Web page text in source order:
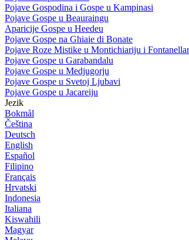
Pojave Gospodina i Gospe u Kampinasi
Pojave Gospe u Beauraingu
Aparicije Gospe u Heedeu
Pojave Gospe na Ghiaie di Bonate
Pojave Roze Mistike u Montichiariju i
Pojave Gospe u Garabandalu
Pojave Gospe u Medjugorju
Pojave Gospe u Svetoj Ljubavi
Pojave Gospe u Jacareiju
Jezik
Bokmål
Čeština
Deutsch
English
Español
Filipino
Français
Hrvatski
Indonesia
Italiana
Kiswahili
Magyar